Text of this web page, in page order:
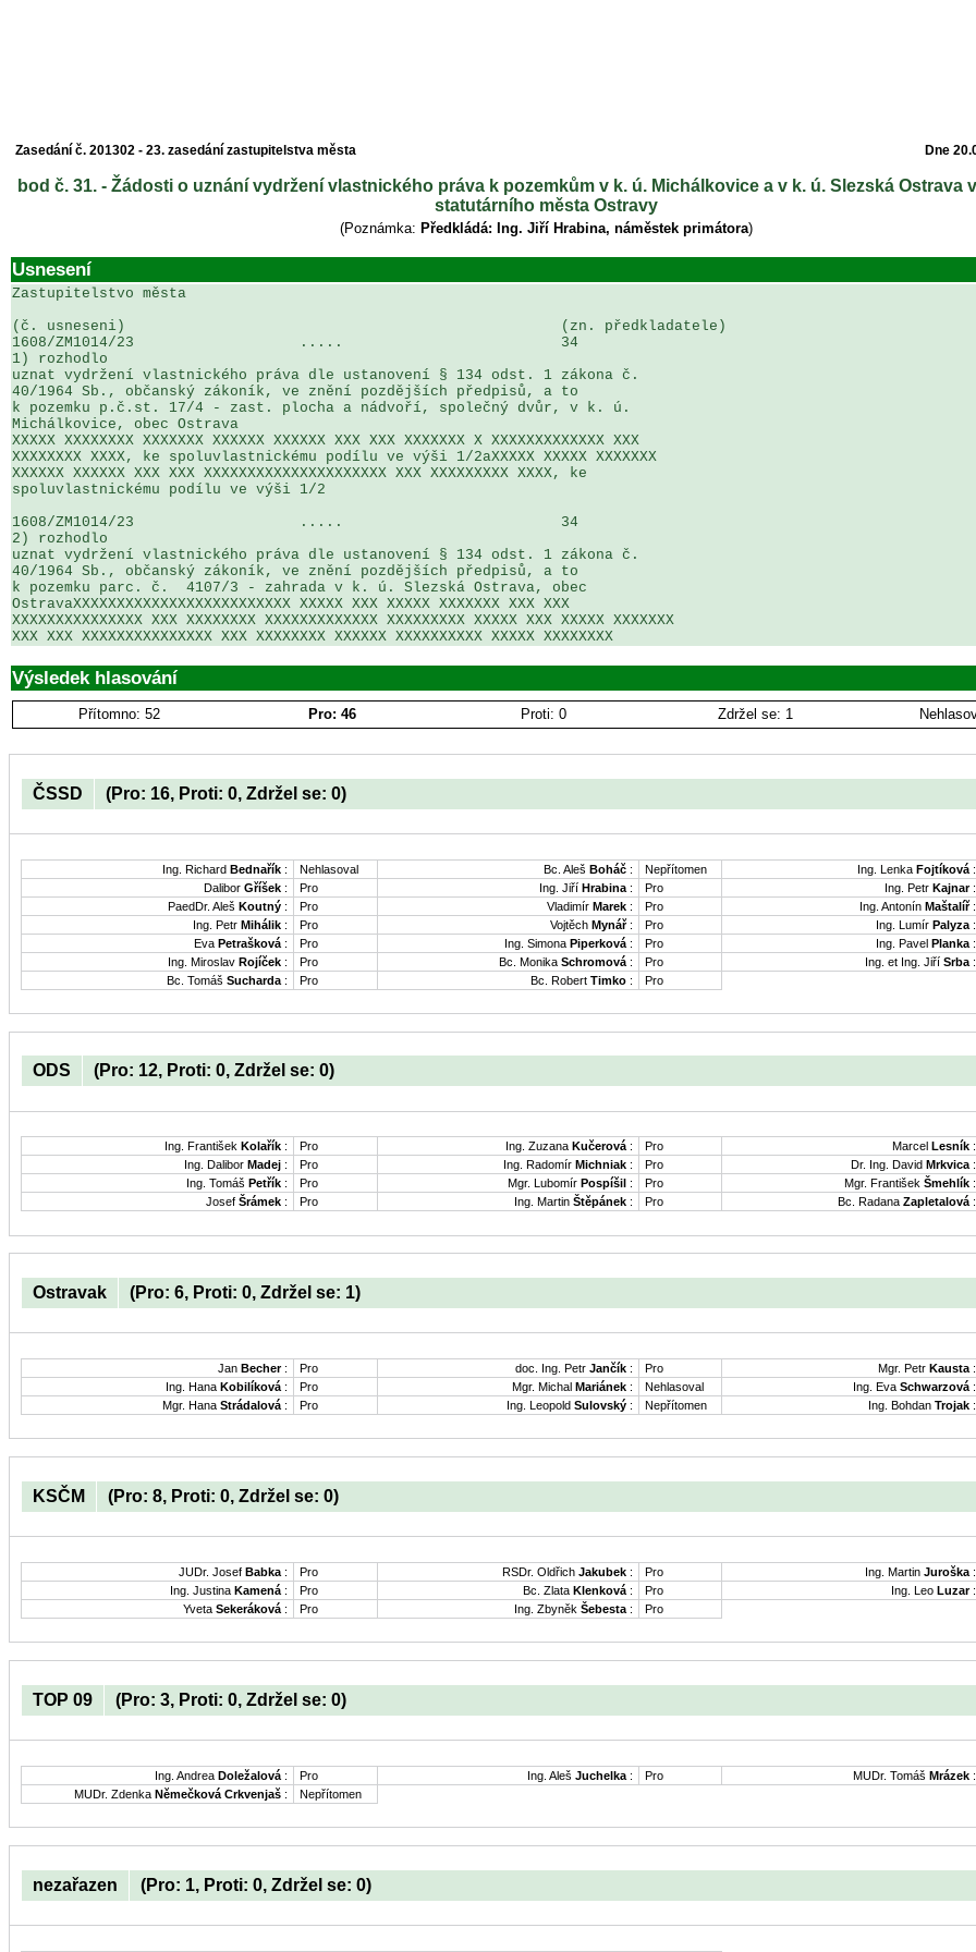
Zasedání č. 201302 - 23. zasedání zastupitelstva města Dne
bod č. 31. - Žádosti o uznání vydržení vlastnického práva k pozemkům v k. ú. Michálkovice a v k. ú. Slezská Ostrava
statutárního města Ostravy
(Poznámka: Předkládá: Ing. Jiří Hrabina, náměstek primátora)
Usnesení
Zastupitelstvo města
(č. usneseni)                                                  (zn. předkladatele)
1608/ZM1014/23                   .....                         34
1) rozhodlo
uznat vydržení vlastnického práva dle ustanovení § 134 odst. 1 zákona č.
40/1964 Sb., občanský zákoník, ve znění pozdějších předpisů, a to
k pozemku p.č.st. 17/4 - zast. plocha a nádvoří, společný dvůr, v k. ú.
Michálkovice, obec Ostrava
XXXXX XXXXXXXX XXXXXXX XXXXXX XXXXXX XXX XXX XXXXXXX X XXXXXXXXXXXXX XXX
XXXXXXXX XXXX, ke spoluvlastnickému podílu ve výši 1/2aXXXXX XXXXX XXXXXXX
XXXXXX XXXXXX XXX XXX XXXXXXXXXXXXXXXXXXXXX XXX XXXXXXXXX XXXX, ke
spoluvlastnickému podílu ve výši 1/2
1608/ZM1014/23                   .....                         34
2) rozhodlo
uznat vydržení vlastnického práva dle ustanovení § 134 odst. 1 zákona č.
40/1964 Sb., občanský zákoník, ve znění pozdějších předpisů, a to
k pozemku parc. č.  4107/3 - zahrada v k. ú. Slezská Ostrava, obec
OstravaXXXXXXXXXXXXXXXXXXXXXXXXX XXXXX XXX XXXXX XXXXXXX XXX XXX
XXXXXXXXXXXXXXX XXX XXXXXXXX XXXXXXXXXXXXX XXXXXXXXX XXXXX XXX XXXXX XXXXXXX
XXX XXX XXXXXXXXXXXXXXX XXX XXXXXXXX XXXXXX XXXXXXXXXX XXXXX XXXXXXXX
Výsledek hlasování
Přítomno: 52 Pro: 46 Proti: 0 Zdržel se: 1
ČSSD (Pro: 16, Proti: 0, Zdržel se: 0)
Ing. Richard Bednařík : Nehlasoval Bc. Aleš Boháč : Nepřítomen Ing. Lenka Fojtíková :
Dalibor Gříšek : Pro Ing. Jiří Hrabina : Pro Ing. Petr Kajnar:
PaedDr. Aleš Koutný : Pro Vladimír Marek : Pro Ing. Antonín Maštalíř:
Ing. Petr Mihálik : Pro Vojtěch Mynář: Pro Ing. Lumír Palyza :
Eva Petrašková : Pro Ing. Simona Piperková : Pro Ing. Pavel Planka :
Ing. Miroslav Rojíček : Pro Bc. Monika Schromová : Pro Ing. et Ing. Jiří Srba :
Bc. Tomáš Sucharda : Pro Bc. Robert Timko : Pro
ODS (Pro: 12, Proti: 0, Zdržel se: 0)
Ing. František Kolařík : Pro Ing. Zuzana Kučerová: Pro Marcel Lesník :
Ing. Dalibor Madej : Pro Ing. Radomír Michniak : Pro Dr. Ing. David Mrkvica:
Ing. Tomáš Petřík : Pro Mgr. Lubomír Pospíšil : Pro Mgr. František Šmehlík :
Josef Šrámek : Pro Ing. Martin Štěpánek : Pro Bc. Radana Zapletalová:
Ostravak (Pro: 6, Proti: 0, Zdržel se: 1)
Jan Becher: Pro doc. Ing. Petr Jančík : Pro Mgr. Petr Kausta :
Ing. Hana Kobilíková : Pro Mgr. Michal Mariánek : Nehlasoval Ing. Eva Schwarzová :
Mgr. Hana Strádalová : Pro Ing. Leopold Sulovský : Nepřítomen Ing. Bohdan Trojak :
KSČM (Pro: 8, Proti: 0, Zdržel se: 0)
JUDr. Josef Babka : Pro RSDr. Oldřich Jakubek : Pro Ing. Martin Juroška :
Ing. Justina Kamená : Pro Bc. Zlata Klenková : Pro Ing. Leo Luzar:
Yveta Sekeráková : Pro Ing. Zbyněk Šebesta : Pro
TOP 09 (Pro: 3, Proti: 0, Zdržel se: 0)
Ing. Andrea Doležalová : Pro Ing. Aleš Juchelka : Pro MUDr. Tomáš Mrázek :
MUDr. Zdenka Němečková Crkvenjaš : Nepřítomen
nezařazen (Pro: 1, Proti: 0, Zdržel se: 0)